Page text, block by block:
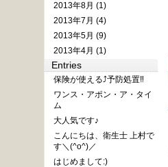
2013年8月 (1)
2013年7月 (4)
2013年5月 (9)
2013年4月 (1)
Entries
保険が使える⤴︎予防処置‼︎
ワンス・アポン・ア・タイ
ム
大人気です♪
こんにちは、衛生士 上村で
す＼(^o^)／
はじめまして:)